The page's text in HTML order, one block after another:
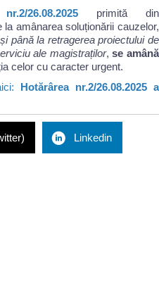
26.08.2025
primită din
la amânarea soluționării cauzelor,
până la retragerea proiectului de
ale magistraților,se amână
celor cu caracter urgent.
Hotărârea nr.2/26.08.2025 a
Linkedin